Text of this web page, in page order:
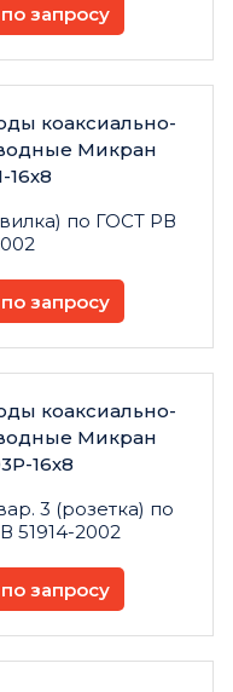
запросу
коаксиально-
Микран
16х8
по ГОСТ РВ
запросу
коаксиально-
Микран
16х8
3 (розетка) по
51914-2002
запросу